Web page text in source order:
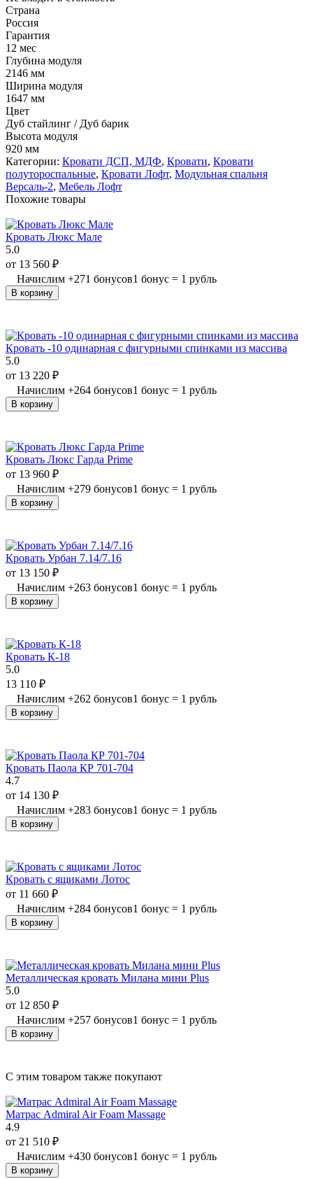
Страна
Россия
Гарантия
12 мес
Глyбина модуля
2146 мм
Шиpина модуля
1647 мм
Цвет
Дуб стайлинг / Дуб барик
Выcота модуля
920 мм
Категории: Кровати ДСП, МДФ, Кровати, Кровати
полутороспальные, Кровати Лофт, Модульная спальня
Версаль-2, Мебель Лофт
Похожие товары
Кровать Люкс Мале
5.0
от 13 560 ₽
Начислим +271 бонусов1 бонус = 1 рубль
В корзину
Кровать -10 одинарная с фигурными спинками из массива
5.0
от 13 220 ₽
Начислим +264 бонусов1 бонус = 1 рубль
В корзину
Кровать Люкс Гарда Prime
от 13 960 ₽
Начислим +279 бонусов1 бонус = 1 рубль
В корзину
Кровать Урбан 7.14/7.16
от 13 150 ₽
Начислим +263 бонусов1 бонус = 1 рубль
В корзину
Кровать К-18
5.0
13 110 ₽
Начислим +262 бонусов1 бонус = 1 рубль
В корзину
Кровать Паола КР 701-704
4.7
от 14 130 ₽
Начислим +283 бонусов1 бонус = 1 рубль
В корзину
Кровать с ящиками Лотос
от 11 660 ₽
Начислим +284 бонусов1 бонус = 1 рубль
В корзину
Металлическая кровать Милана мини Plus
5.0
от 12 850 ₽
Начислим +257 бонусов1 бонус = 1 рубль
В корзину
C этим товаром также покупают
Матрас Admiral Air Foam Massage
4.9
от 21 510 ₽
Начислим +430 бонусов1 бонус = 1 рубль
В корзину